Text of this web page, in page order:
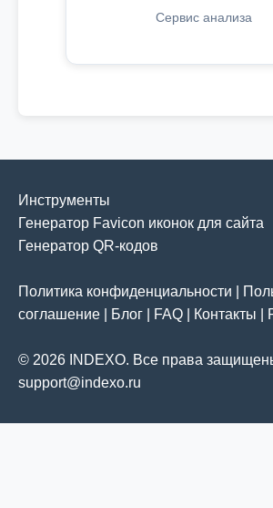
Сервис анализа
Инструменты
Генератор Favicon иконок для сайта
Генератор QR-кодов
Политика конфиденциальности
соглашение
Блог FAQ Контакты
© 2026 INDEXO. Все права
support@indexo.ru